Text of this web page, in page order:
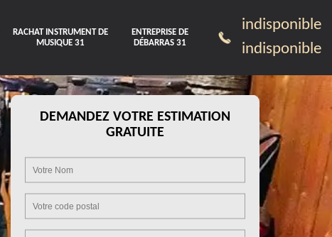
RACHAT INSTRUMENT DE
MUSIQUE 31
ENTREPRISE DE
DÉBARRAS 31
indisponible
indisponible
DEMANDEZ VOTRE ESTIMATION
GRATUITE